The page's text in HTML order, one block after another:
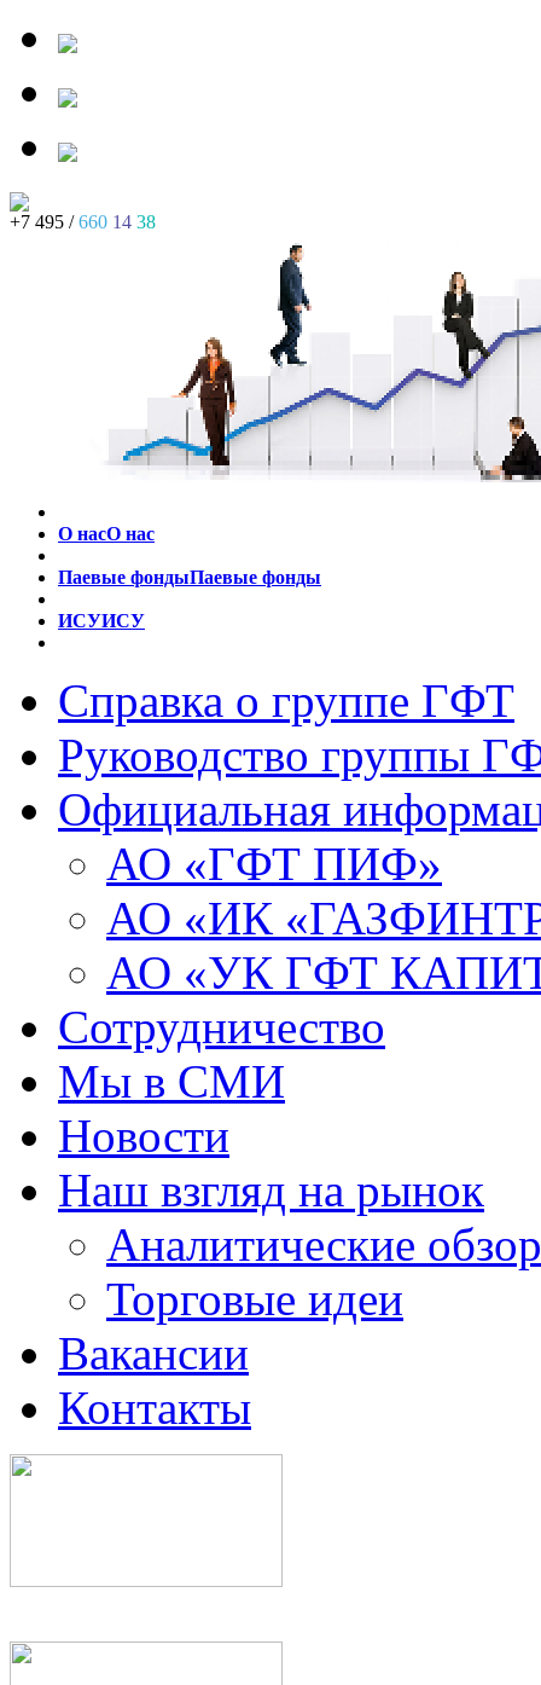
+7 495 / 660 14 38
О насО нас
Паевые фондыПаевые фонды
ИСУИСУ
Справка о группе ГФТ
Руководство группы
Официальная
АО «ГФТ ПИФ»
АО «ИК
АО «УК ГФТ
Сотрудничество
Мы в СМИ
Новости
Наш взгляд на рынок
Аналитические
Торговые идеи
Вакансии
Контакты